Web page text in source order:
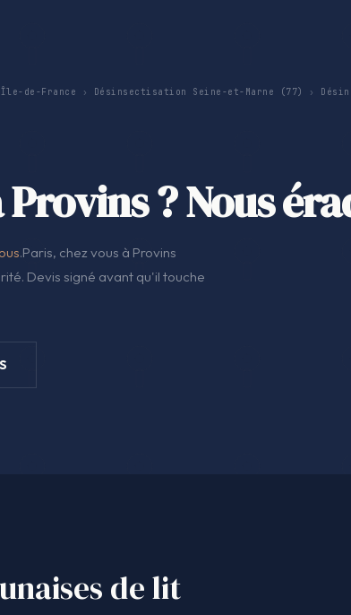
de-France › Désinsectisation Seine-et-Marne (77) ›
? Nous
.Paris, chez vous à Provins
Devis signé avant qu'il touche
de lit